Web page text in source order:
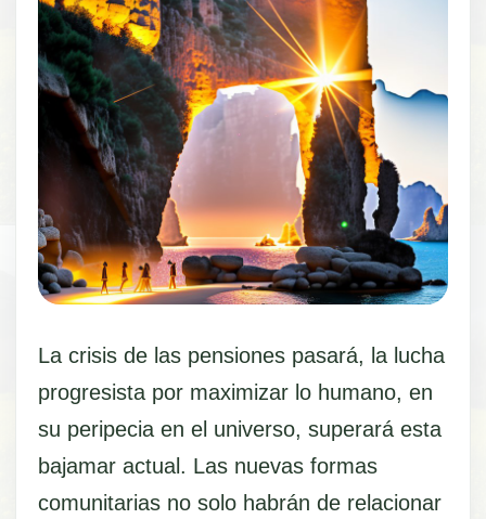
La crisis de las pensiones pasará, la lucha
progresista por maximizar lo humano, en
su peripecia en el universo, superará esta
bajamar actual. Las nuevas formas
comunitarias no solo habrán de relacionar